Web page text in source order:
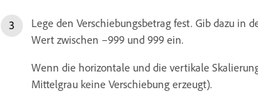
Lege den Verschiebungsbetrag fest. Gib dazu in
Wert zwischen –999 und 999 ein.
Wenn die horizontale und die vertikale
Mittelgrau keine Verschiebung erzeugt).